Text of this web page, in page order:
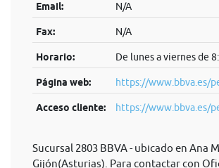
Email: N/A
Fax: N/A
Horario: De lunes a viernes de
Página web: https://www.bbva.es/
Acceso cliente: https://www.bbva.es/
Sucursal 2803 BBVA - ubicado en Ana
Gijón(Asturias). Para contactar con